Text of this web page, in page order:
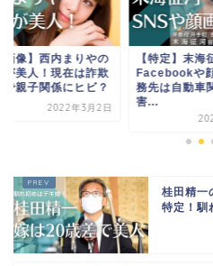
画像】西内まりやの
が美人！現在は詐欺
で親子関係にヒビ？
2022年3月2日
【特定】末海
Facebookや
務先は自動車
害...
桂田精一
特定！馴